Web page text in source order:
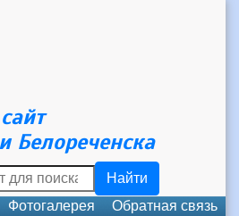
Белореченска
Найти
Фотогалерея
Обратная связь